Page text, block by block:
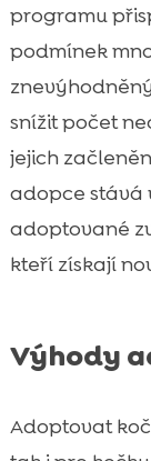
programu
podmínek
snížit počet
jejich
adopce stává
adoptované
kteří získají
Výhody
Adoptovat